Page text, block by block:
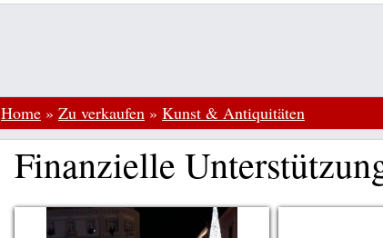
Home » Zu verkaufen » Kunst & Antiquitäten
Finanzielle